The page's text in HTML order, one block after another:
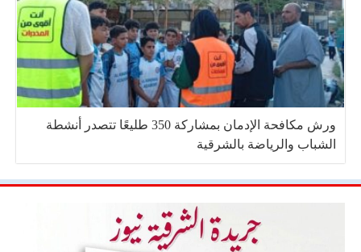
ورش مكافحة الإدمان بمشاركة 350 طليعًا تتصدر أنشطة
الشباب والرياضة بالشرقية